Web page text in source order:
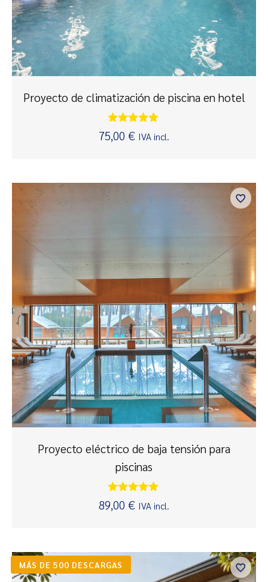
Proyecto de climatización de piscina en hotel
Valorado
con
75,00 € IVA incl.
Proyecto eléctrico de baja tensión para
piscinas
Valorado
con
89,00 € IVA incl.
MÁS DE 500 DESCARGAS